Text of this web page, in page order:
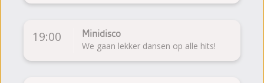
19:00 Minidisco
We gaan lekker dansen op alle hits!